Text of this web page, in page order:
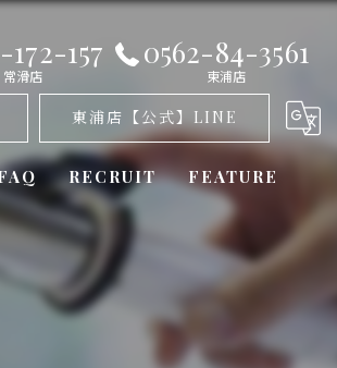
157
常滑店
0562-84-3561
東浦店
東浦店【公式】LINE
RECRUIT FEATURE
オゾンパーマ
カット